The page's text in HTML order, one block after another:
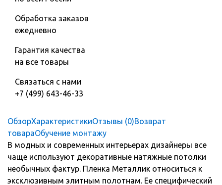
Обработка заказов
ежедневно
Гарантия качества
на все товары
Связаться с нами
+7 (499) 643-46-33
ОбзорХарактеристикиОтзывы (0)Возврат
товараОбучение монтажу
В модных и современных интерьерах дизайнеры все
чаще используют декоративные натяжные потолки
необычных фактур. Пленка Металлик относиться к
эксклюзивным элитным полотнам. Ее специфический